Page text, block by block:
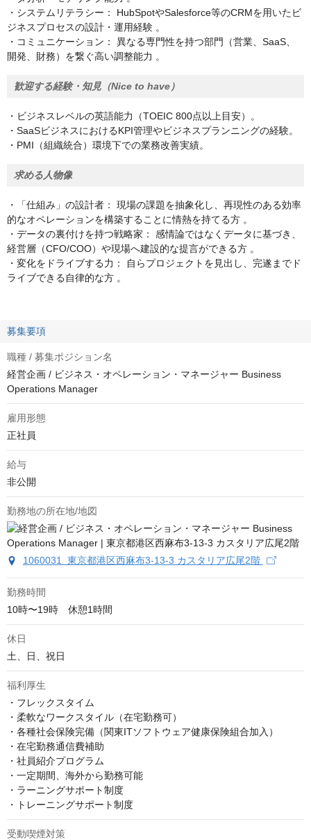
・システムリテラシー： HubSpotやSalesforce等のCRMを用いたビ
ジネスプロセスの設計・運用経験 。
・コミュニケーション： 異なる専門性を持つ部門（営業、SaaS、
開発、財務）を繋ぐ高い調整能力 。
歓迎する経験・知見（Nice to have）
・ビジネスレベルの英語能力（TOEIC 800点以上目安）。
・SaaSビジネスにおけるKPI管理やビジネスプランニングの経験。
・PMI（組織統合）環境下での業務改善実績。
求める人物像
・「仕組み」の設計者： 現場の課題を抽象化し、再現性のある効率
的なオペレーションを構築することに情熱を持てる方 。
・データの裏付けを持つ戦略家： 感情論ではなくデータに基づき、
経営層（CFO/COO）や現場へ建設的な提言ができる方 。
・変化をドライブする力： 自らプロジェクトを見出し、完遂までド
ライブできる自律的な方 。
募集要項
職種 / 募集ポジション名
経営企画 / ビジネス・オペレーション・マネージャー Business
Operations Manager
雇用形態
正社員
給与
非公開
勤務地の所在地/地図
1060031 東京都港区西麻布3-13-3 カスタリア広尾2階
勤務時間
10時〜19時　休憩1時間
休日
土、日、祝日
福利厚生
・フレックスタイム
・柔軟なワークスタイル（在宅勤務可）
・各種社会保険完備（関東ITソフトウェア健康保険組合加入）
・在宅勤務通信費補助
・社員紹介プログラム
・一定期間、海外から勤務可能
・ラーニングサポート制度
・トレーニングサポート制度
受動喫煙対策